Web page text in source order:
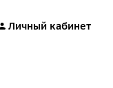
Личный кабинет